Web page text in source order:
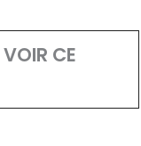
CE